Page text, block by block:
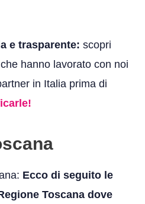
e trasparente: scopri
hanno lavorato con noi
in Italia prima di
Ecco di seguito le
Toscana dove